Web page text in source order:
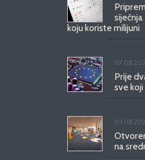
siječnja
koju koriste milijuni
Prije
sve koji
na